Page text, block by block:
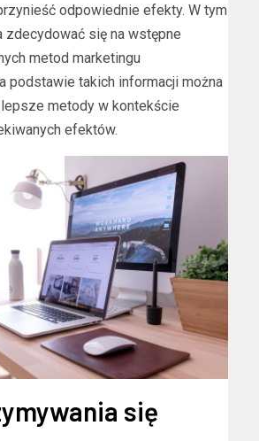
odpowiednie efekty. W tym
zdecydować się na wstępne
metod marketingu
podstawie takich informacji można
metody w kontekście
efektów.
się